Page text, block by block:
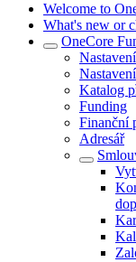
Welcome to
What's new or
OneCore
Katalog
Funding
Finanční
Adresář